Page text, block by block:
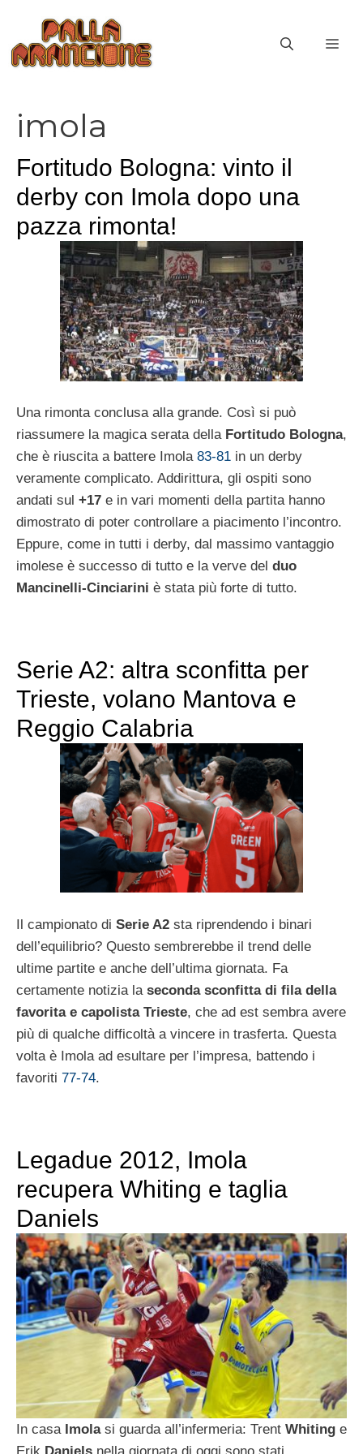
contenuto
imola
Fortitudo Bologna: vinto il
derby con Imola dopo una
pazza rimonta!
Una rimonta conclusa alla grande. Così si può
riassumere la magica serata della Fortitudo Bologna,
che è riuscita a battere Imola 83-81 in un derby
veramente complicato. Addirittura, gli ospiti sono
andati sul +17 e in vari momenti della partita hanno
dimostrato di poter controllare a piacimento l’incontro.
Eppure, come in tutti i derby, dal massimo vantaggio
imolese è successo di tutto e la verve del duo
Mancinelli-Cinciarini è stata più forte di tutto.
Serie A2: altra sconfitta per
Trieste, volano Mantova e
Reggio Calabria
Il campionato di Serie A2 sta riprendendo i binari
dell’equilibrio? Questo sembrerebbe il trend delle
ultime partite e anche dell’ultima giornata. Fa
certamente notizia la seconda sconfitta di fila della
favorita e capolista Trieste, che ad est sembra avere
più di qualche difficoltà a vincere in trasferta. Questa
volta è Imola ad esultare per l’impresa, battendo i
favoriti 77-74.
Legadue 2012, Imola
recupera Whiting e taglia
Daniels
In casa Imolasi guarda all’infermeria: Trent Whiting e